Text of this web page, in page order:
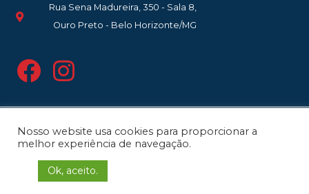
Rua Sena Madureira, 350 - Sala 8,
Ouro Preto - Belo Horizonte/MG
Copyright 2021 | LLG Engenharia e
direitos reservados
Nosso website usa cookies para proporcionar a
melhor experiência de navegação.
Ok, aceito.